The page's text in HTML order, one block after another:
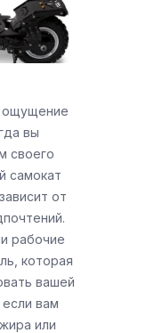
ощущение
вы
своего
самокат
от
рабочие
которая
вашей
вам
или